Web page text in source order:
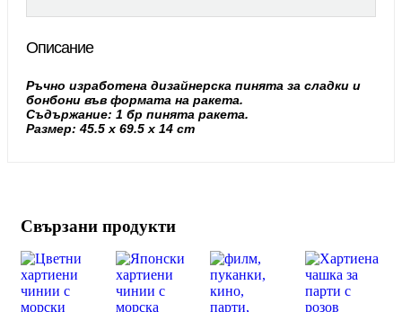
Описание
Ръчно изработена дизайнерска пинята за сладки и
бонбони във формата на ракета.
Съдържание: 1 бр пинята ракета.
Размер: 45.5 x 69.5 x 14 cm
Свързани продукти